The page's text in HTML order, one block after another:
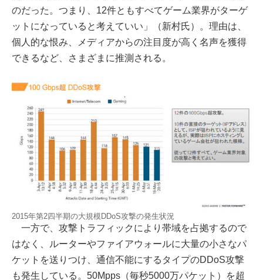
のだった。つまり、12件ともすべてゲーム業界がターゲ
ットになっていると考えていい」（新村氏）。理由は、
個人的な恨み、メディアからの注目度が高く名声を獲得
できるなど、さまざまに推測される。
2015年第2四半期の大規模DDoS攻撃の発生状況
一方で、攻撃トラフィックにより帯域を占拠するので
はなく、ルーターやファイアウォールに大量の小さなパ
ケットを送りつけ、通信不能にするタイプのDDoS攻撃
も発生している。50Mpps（毎秒5000万パケット）を超